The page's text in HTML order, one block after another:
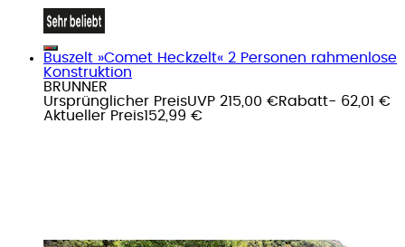
Buszelt »Comet Heckzelt« 2 Personen rahmenlose
Konstruktion
BRUNNER
Ursprünglicher PreisUVP 215,00 €Rabatt- 62,01 €
Aktueller Preis152,99 €